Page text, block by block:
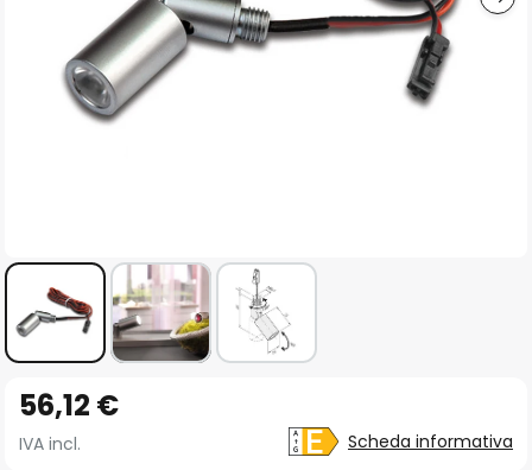
all'inizio
della
56,12 €
IVA incl. Scheda informativa